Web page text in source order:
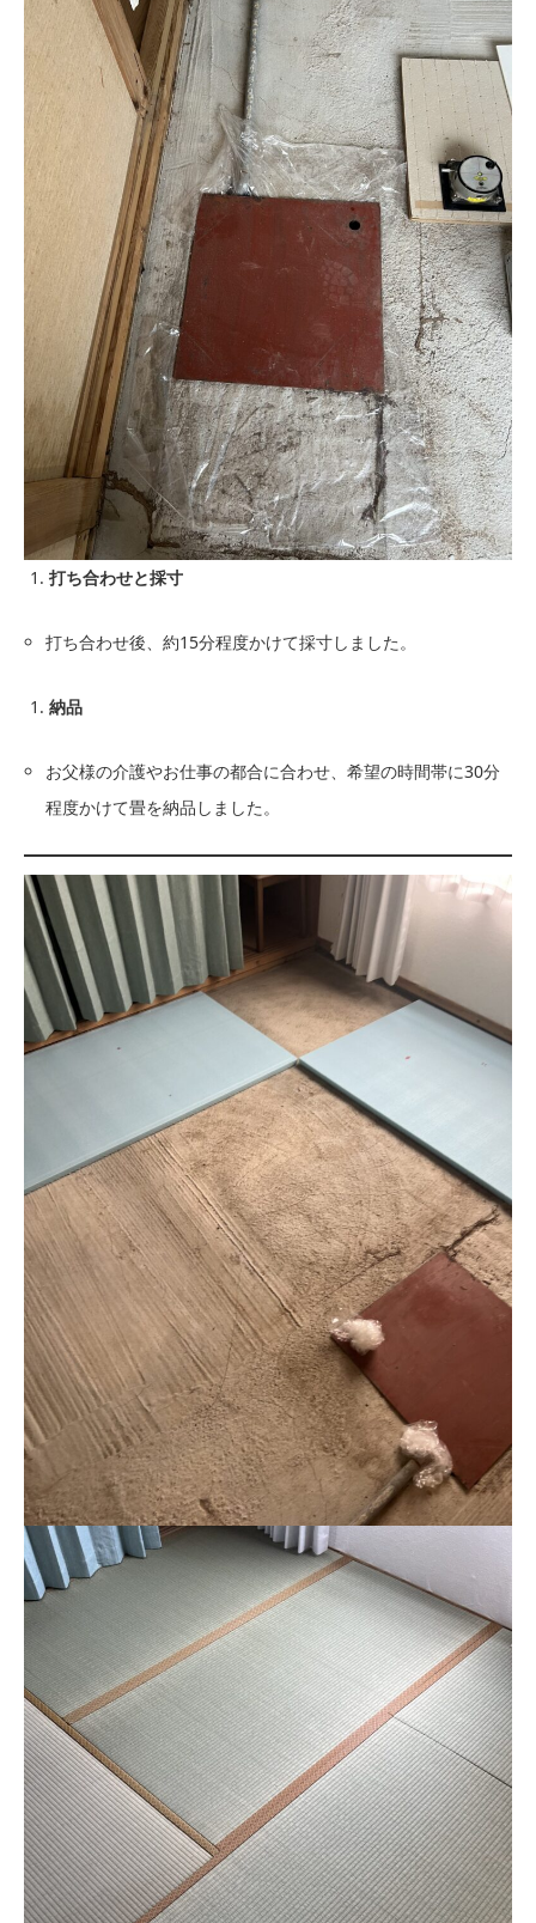
打ち合わせと採寸
打ち合わせ後、約15分程度かけて採寸しました。
納品
お父様の介護やお仕事の都合に合わせ、希望の時間帯に30分
程度かけて畳を納品しました。